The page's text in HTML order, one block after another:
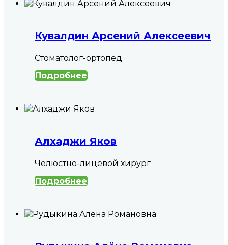
Кувалдин Арсений Алексеевич
Стоматолог-ортопед
Подробнее
Алхаджи Яков
Челюстно-лицевой хирург
Подробнее